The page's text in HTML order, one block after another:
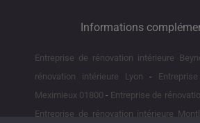
Informations
Entreprise de rénovation intérieure
rénovation intérieure Lyon
Meximieux 01800
Entreprise de
Entreprise de rénovation intérieure